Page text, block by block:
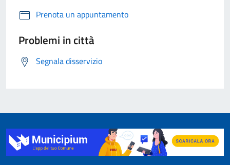
Prenota un appuntamento
Problemi in città
Segnala disservizio